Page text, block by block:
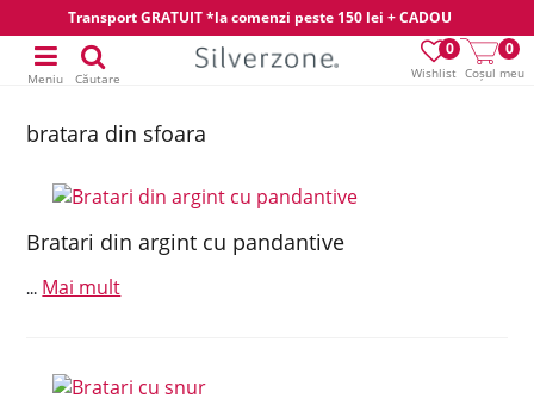
Transport GRATUIT *la comenzi peste 150 lei + CADOU
Wishlist
0
Coșul meu
0
Meniu Căutare
bratara din sfoara
Bratari din argint cu pandantive
... Mai mult